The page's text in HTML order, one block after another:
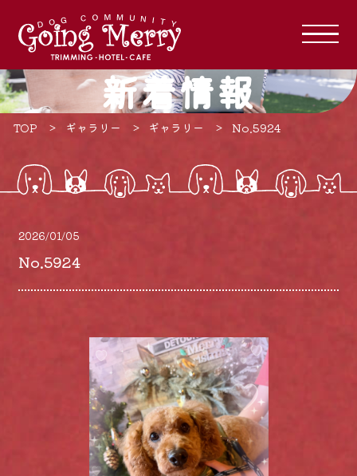
新着情報
TOP ギャラリー ギャラリー No.5924
2026/01/05
No.5924